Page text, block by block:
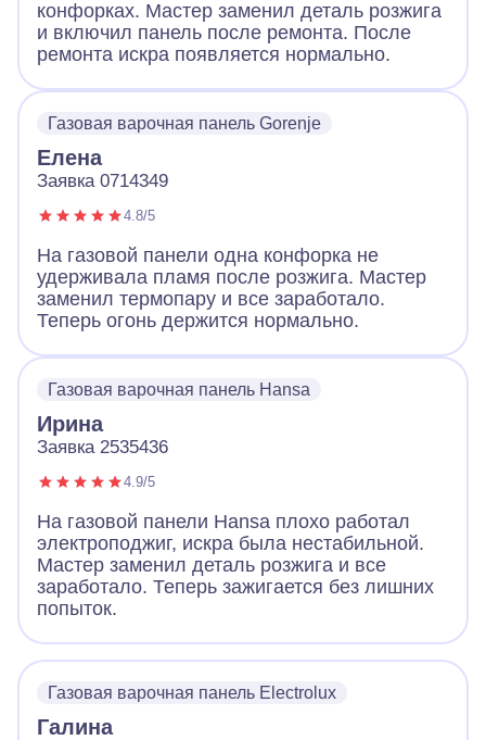
конфорках. Мастер заменил деталь розжига
и включил панель после ремонта. После
ремонта искра появляется нормально.
Газовая варочная панель Gorenje
Елена
Заявка 0714349
4.8/5
На газовой панели одна конфорка не
удерживала пламя после розжига. Мастер
заменил термопару и все заработало.
Теперь огонь держится нормально.
Газовая варочная панель Hansa
Ирина
Заявка 2535436
4.9/5
На газовой панели Hansa плохо работал
электроподжиг, искра была нестабильной.
Мастер заменил деталь розжига и все
заработало. Теперь зажигается без лишних
попыток.
Газовая варочная панель Electrolux
Галина